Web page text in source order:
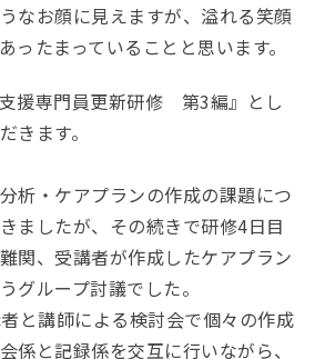
お問い合わせ
なお顔に見えますが、溢れる笑顔
ったまっていることと思います。
援専門員更新研修 第3編』とし
きます。
析・ケアプランの作成の課題につ
ましたが、その続きで研修4日目
関、受講者が作成したケアプラン
グループ討議でした。
と講師による検討会で個々の作成
係と記録係を交互に行いながら、